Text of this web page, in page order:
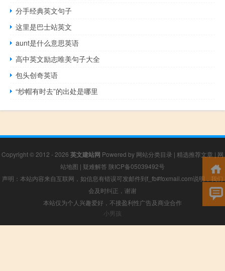
分手经典英文句子
这里是巴士站英文
aunt是什么意思英语
高中英文励志唯美句子大全
包头创奇英语
“纱帽有时去”的出处是哪里
Copyright © 2012 - 2026 英文建站网 Powered by 网站分类目录 | 精选推荐文章 | 网
站地图 | 疑难解答 陕ICP备05039492号
声明：本站内容来自互联网，如信息有错误可发邮件到f_fb#foxmail.com说明，我们
会及时纠正，谢谢
本站仅为个人兴趣爱好，不接盈利性广告及商业合作
小男孩